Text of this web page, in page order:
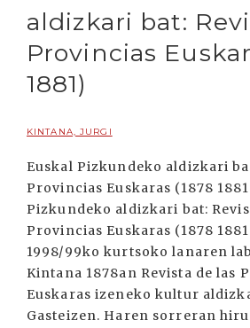
aldizkari bat:
Provincias
1881)
KINTANA, JURGI
Euskal Pizkundeko aldizkari
Provincias Euskaras (1878
Pizkundeko aldizkari bat:
Provincias Euskaras (1878
1998/99ko kurtsoko lanaren
Kintana 1878an Revista de las
Euskaras izeneko kultur
Gasteizen. Haren sorreran